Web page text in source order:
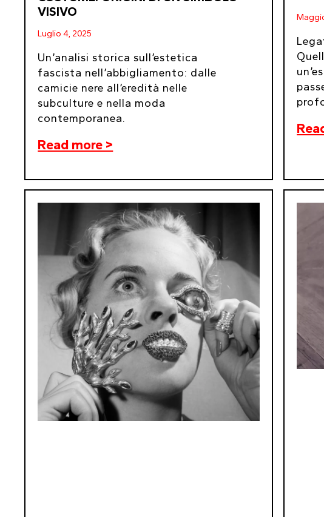
VISIVO
Luglio 4, 2025
Un’analisi storica sull’estetica
fascista nell’abbigliamento: dalle
camicie nere all’eredità nelle
subculture e nella moda
contemporanea.
Read more >